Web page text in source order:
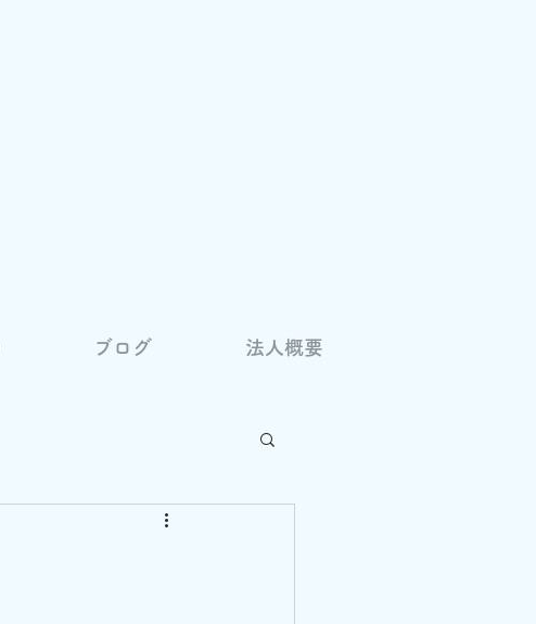
ブログ 法人概要